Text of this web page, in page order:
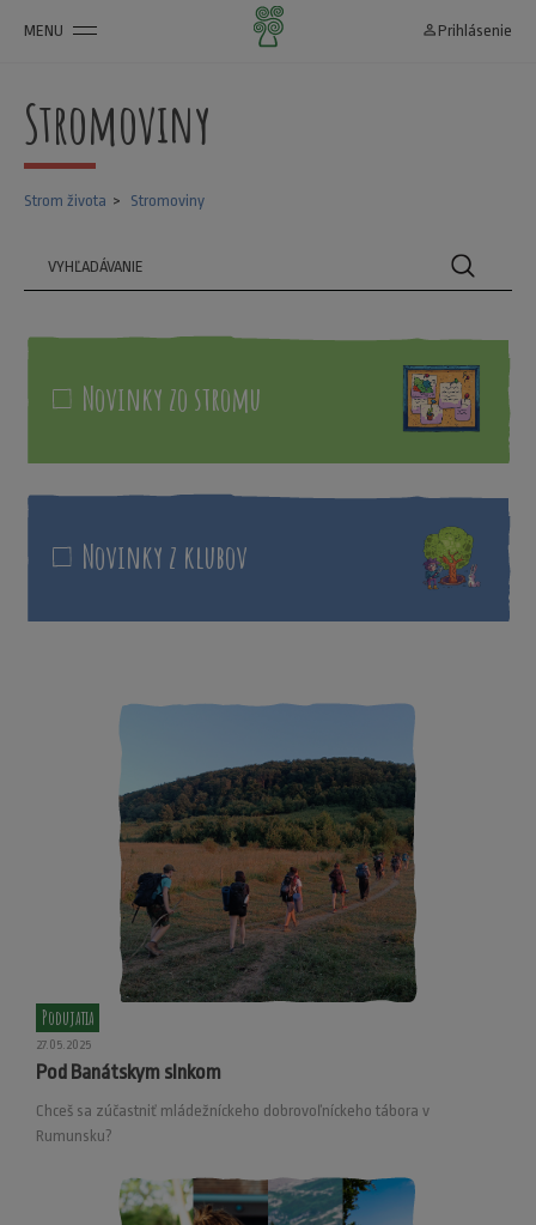
MENU person_outline Prihlásenie
Stromoviny
Strom života Stromoviny
Novinky zo stromu
Novinky z klubov
Podujatia
27.05.2025
Pod Banátskym slnkom
Chceš sa zúčastniť mládežníckeho dobrovoľníckeho tábora v
Rumunsku?